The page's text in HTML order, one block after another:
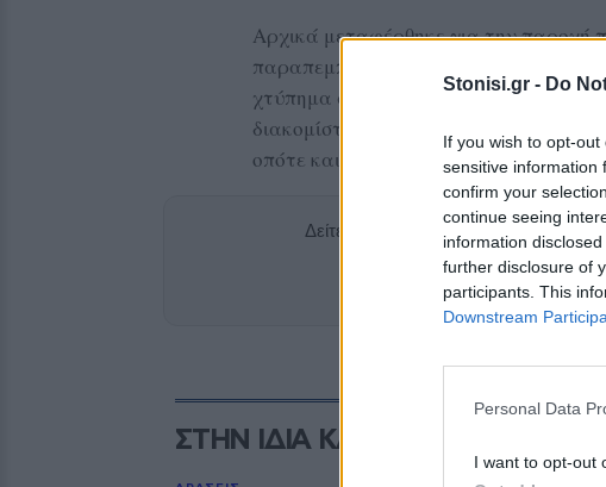
Stonisi.gr - Do
If you wish to opt-
sensitive information
confirm your
continue seeing
information
further disclosure of
participants. This
Downstream
Personal Data
I want to opt-out
Αρχικά μεταφέρθηκε για την παροχή
παραπεμπτικό του Κέντρου Υγείας
χτύπημα αλόγου». Η κατάσταση της
διακομίστηκε στο Νοσοκομείο
οπότε και υπέκυψε στα τραύματά του.
Δείτε περισσότερα άρθρα μας στα
Add stonisi.gr on
ΣΤΗΝ ΙΔΙΑ ΚΑΤΗΓΟΡΙΑ